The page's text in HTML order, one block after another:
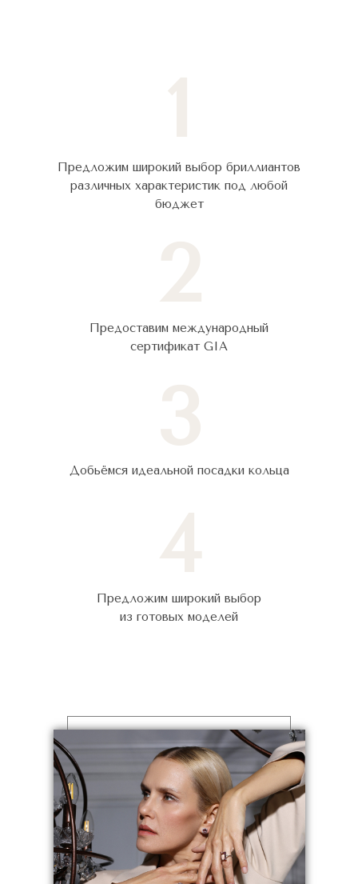
Предложим широкий выбор бриллиантов
различных характеристик под любой
бюджет
Предоставим международный
сертификат GIA
Добьёмся идеальной посадки кольца
Предложим широкий выбор
из готовых моделей